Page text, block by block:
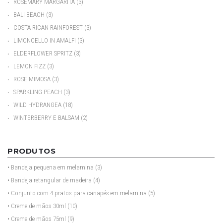
• ROSEMARY MARGARITA (3)
• BALI BEACH (3)
• COSTA RICAN RAINFOREST (3)
• LIMONCELLO IN AMALFI (3)
• ELDERFLOWER SPRITZ (3)
• LEMON FIZZ (3)
• ROSE MIMOSA (3)
• SPARKLING PEACH (3)
• WILD HYDRANGEA (18)
• WINTERBERRY E BALSAM (2)
PRODUTOS
• Bandeja pequena em melamina (3)
• Bandeja retangular de madeira (4)
• Conjunto com 4 pratos para canapés em melamina (5)
• Creme de mãos 30ml (10)
• Creme de mãos 75ml (9)